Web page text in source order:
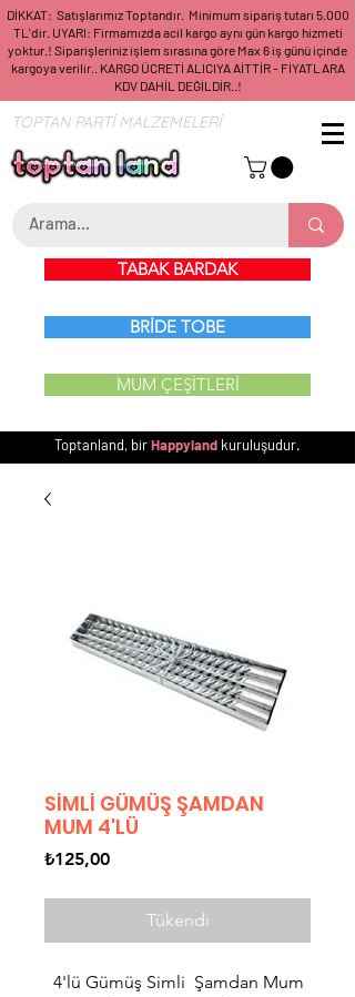
DİKKAT: Satışlarımız Toptandır. Minimum sipariş tutarı 5.000
TL'dir. UYARI: Firmamızda acil kargo aynı gün kargo hizmeti
yoktur.! Siparişleriniz işlem sırasına göre Max 6 iş günü içinde
kargoya verilir.. KARGO ÜCRETİ ALICIYA AİTTİR - FİYATLARA
KDV DAHİL DEĞİLDİR..!
TOPTAN PARTİ MALZEMELERİ
TABAK BARDAK
BRİDE TOBE
MUM ÇEŞİTLERİ
Toptanland, birHappyland kuruluşudur.
SİMLİ GÜMÜŞ ŞAMDAN
MUM 4'LÜ
₺125,00Fiyat
Tükendi
4'lü Gümüş Simli Şamdan Mum